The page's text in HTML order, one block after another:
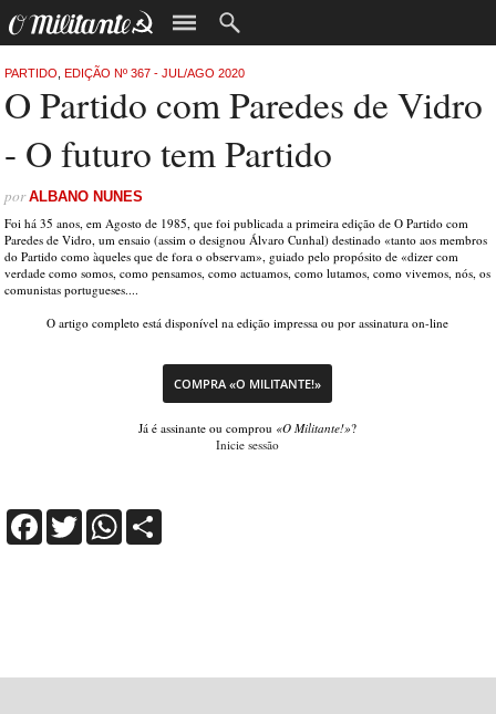
PARTIDO ,EDIÇÃO Nº 367 - JUL/AGO 2020
O Partido com Paredes de Vidro
- O futuro tem Partido
porALBANO NUNES
Foi há 35 anos, em Agosto de 1985, que foi publicada a primeira edição de O Partido com
Paredes de Vidro, um ensaio (assim o designou Álvaro Cunhal) destinado «tanto aos membros
do Partido como àqueles que de fora o observam», guiado pelo propósito de «dizer com
verdade como somos, como pensamos, como actuamos, como lutamos, como vivemos, nós, os
comunistas portugueses....
O artigo completo está disponível na edição impressa ou por assinatura on-line
COMPRA «O MILITANTE!»
Já é assinante ou comprou «O Militante!»?
Inicie sessão
FacebookTwitterWhatsApp